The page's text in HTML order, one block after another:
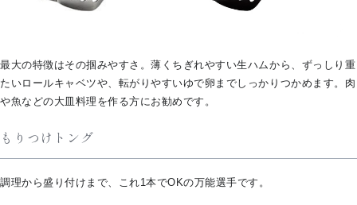
最大の特徴はその掴みやすさ。薄くちぎれやすい生ハムから、ずっしり重
たいロールキャベツや、転がりやすいゆで卵までしっかりつかめます。肉
や魚などの大皿料理を作る方にお勧めです。
もりつけトング
調理から盛り付けまで、これ1本でOKの万能選手です。